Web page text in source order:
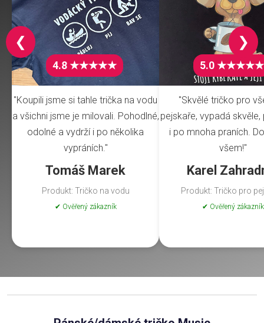
4.8 ★★★★★
"Koupili jsme si tahle trička na vodu
a všichni jsme je milovali. Pohodlné,
odolné a vydrží i po několika
vypráních."
Tomáš Marek
Produkt: Tričko na vodu
✔ Ověřený zákazník
5.0 ★★★★★
"Skvělé tričko pro
pejskaře, vypadá
i po mnoha praních.
všem!"
Karel
Produkt: Tričko pro
✔ Ověřený zákazník
❮ ❯